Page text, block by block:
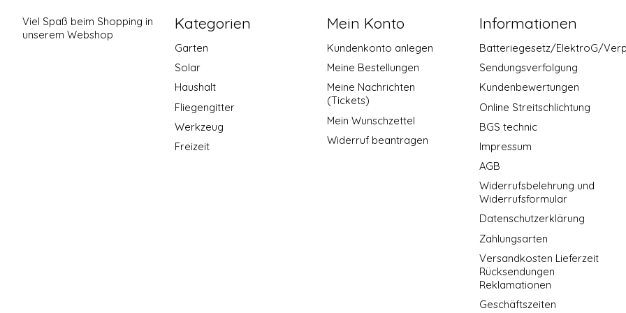
Viel Spaß beim Shopping in
unserem Webshop
Kategorien
Garten
Solar
Haushalt
Fliegengitter
Werkzeug
Freizeit
Mein Konto
Kundenkonto anlegen
Meine Bestellungen
Meine Nachrichten
(Tickets)
Mein Wunschzettel
Widerruf beantragen
Informationen
Batteriegesetz/ElektroG/
Sendungsverfolgung
Kundenbewertungen
Online Streitschlichtung
BGS technic
Impressum
AGB
Widerrufsbelehrung und
Widerrufsformular
Datenschutzerklärung
Zahlungsarten
Versandkosten Lieferzeit
Rücksendungen
Reklamationen
Geschäftszeiten